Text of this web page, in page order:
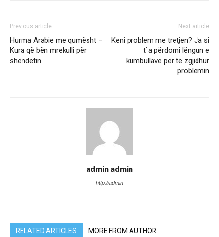
Previous article
Hurma Arabie me qumësht –
Kura që bën mrekulli për
shëndetin
Next article
Keni problem me tretjen? Ja si
t`a përdorni lëngun e
kumbullave për të zgjidhur
problemin
admin admin
http://admin
RELATED ARTICLES MORE FROM AUTHOR